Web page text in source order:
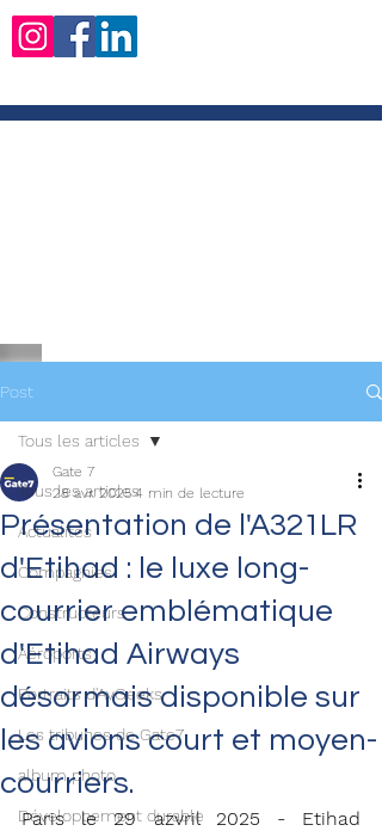
Post
Tous les articles
Actualités
Compagnies
Constructeurs
Aéroports
Portraits d'AvGeeks
Les tribunes de Gate7
album photo
Développement durable
Tous les articles
Présentation de l'A321LR
d'Etihad : le luxe long-
courrier emblématique
d'Etihad Airways
désormais disponible sur
les avions court et moyen-
courriers.
Gate 7
28 avr. 20254 min de lecture
Paris le 29 azvril 2025 - Etihad